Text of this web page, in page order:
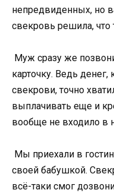
непредвиденных, но
свекровь решила, что
Муж сразу же
карточку. Ведь
свекрови, точно
выплачивать еще и
вообще не входило в
Мы приехали в
своей бабушкой.
всё-таки смог